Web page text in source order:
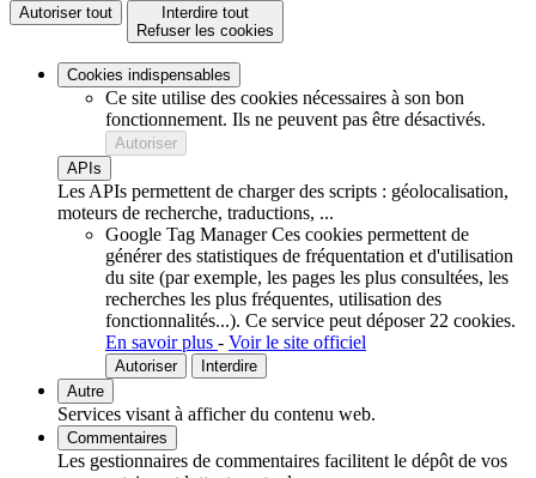
Autoriser tout
Interdire tout
Refuser les cookies
Cookies indispensables
Ce site utilise des cookies nécessaires à son bon
fonctionnement. Ils ne peuvent pas être désactivés.
Autoriser
APIs
Les APIs permettent de charger des scripts : géolocalisation,
moteurs de recherche, traductions, ...
Google Tag Manager Ces cookies permettent de
générer des statistiques de fréquentation et d'utilisation
du site (par exemple, les pages les plus consultées, les
recherches les plus fréquentes, utilisation des
fonctionnalités...). Ce service peut déposer 22 cookies.
En savoir plus - Voir le site officiel
Autoriser
Interdire
Autre
Services visant à afficher du contenu web.
Commentaires
Les gestionnaires de commentaires facilitent le dépôt de vos